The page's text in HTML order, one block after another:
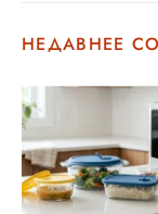
НЕДАВНЕЕ